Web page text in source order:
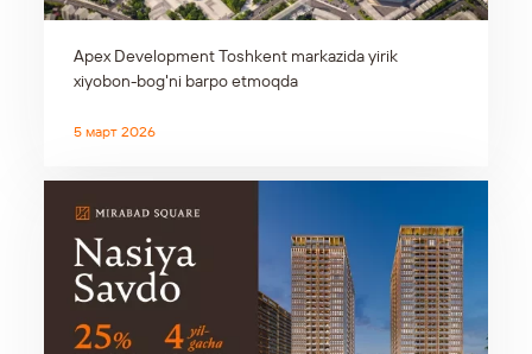
Apex Development Toshkent markazida yirik
xiyobon-bog'ni barpo etmoqda
5 март 2026